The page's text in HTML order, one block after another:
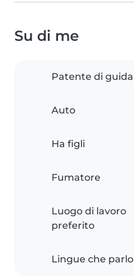
Su di me
Patente di guida
Auto
Ha figli
Fumatore
Luogo di lavoro
preferito
Lingue che parlo